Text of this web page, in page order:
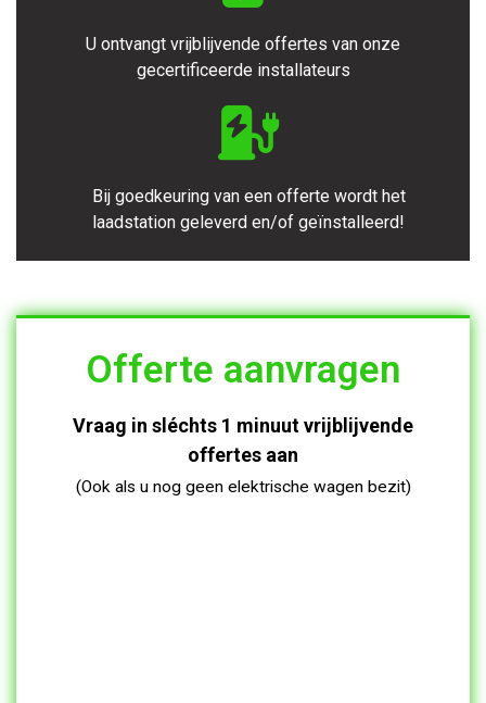
U ontvangt vrijblijvende offertes van onze
gecertificeerde installateurs
Bij goedkeuring van een offerte wordt het
laadstation geleverd en/of geïnstalleerd!
Offerte aanvragen
Vraag in sléchts 1 minuut vrijblijvende
offertes aan
(Ook als u nog geen elektrische wagen bezit)